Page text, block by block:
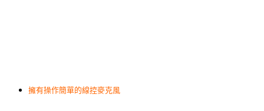
擁有操作簡單的線控麥克風